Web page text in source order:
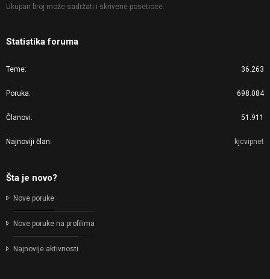
Ukupan broj može sadržati i skrivene posetioce.
Statistika foruma
Teme 36.263
Poruka 698.084
Članovi 51.911
Najnoviji član kjcvipnet
Šta je novo?
Nove poruke
Nove poruke na profilima
Najnovije aktivnosti